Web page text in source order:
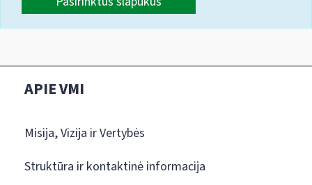
APIE VMI
Misija, Vizija ir Vertybės
Struktūra ir kontaktinė informacija